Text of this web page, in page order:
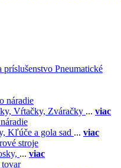
Pneumatické
náradie
Vŕtačky, Zváračky ... viac
Kľúče a gola sad ... viac
stroje
... viac